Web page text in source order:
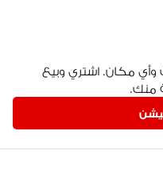
مكان. اشتري وبيع
منك.